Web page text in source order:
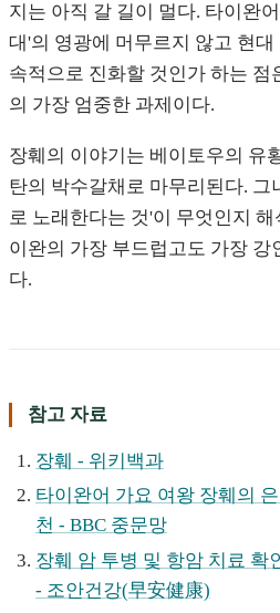
지는 아직 갈 길이 멀다. 타이완
대'의 영광에 머무르지 않고 현
속적으로 진화할 것인가 하는 점
의 가장 엄중한 과제이다.
장훼의 이야기는 베이토우의 유
탄의 박수갈채로 마무리된다. 그
로 노래한다는 것'이 무엇인지
이완의 가장 부드럽고도 가장 강
다.
참고 자료
장훼 - 위키백과
타이완어 가요 여왕 장훼의
천 - BBC 중문망
장훼 암 투병 및 항암 치료 확
- 조안건강(早安健康)